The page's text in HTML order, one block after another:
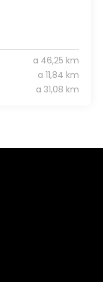
a 46,25 km
a 11,84 km
a 31,08 km